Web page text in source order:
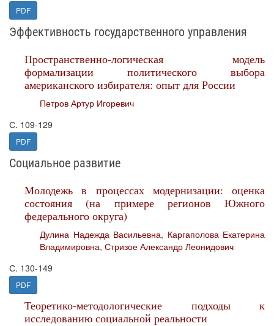
PDF
Эффективность государственного управления
Пространственно-логическая модель
формализации политического выбора
американского избирателя: опыт для России
Петров Артур Игоревич
С. 109-129
PDF
Социальное развитие
Молодежь в процессах модернизации: оценка
состояния (на примере регионов Южного
федерального округа)
Дулина Надежда Васильевна, Каргаполова Екатерина
Владимировна, Стризое Александр Леонидович
С. 130-149
PDF
Теоретико-методологические подходы к
исследованию социальной реальности